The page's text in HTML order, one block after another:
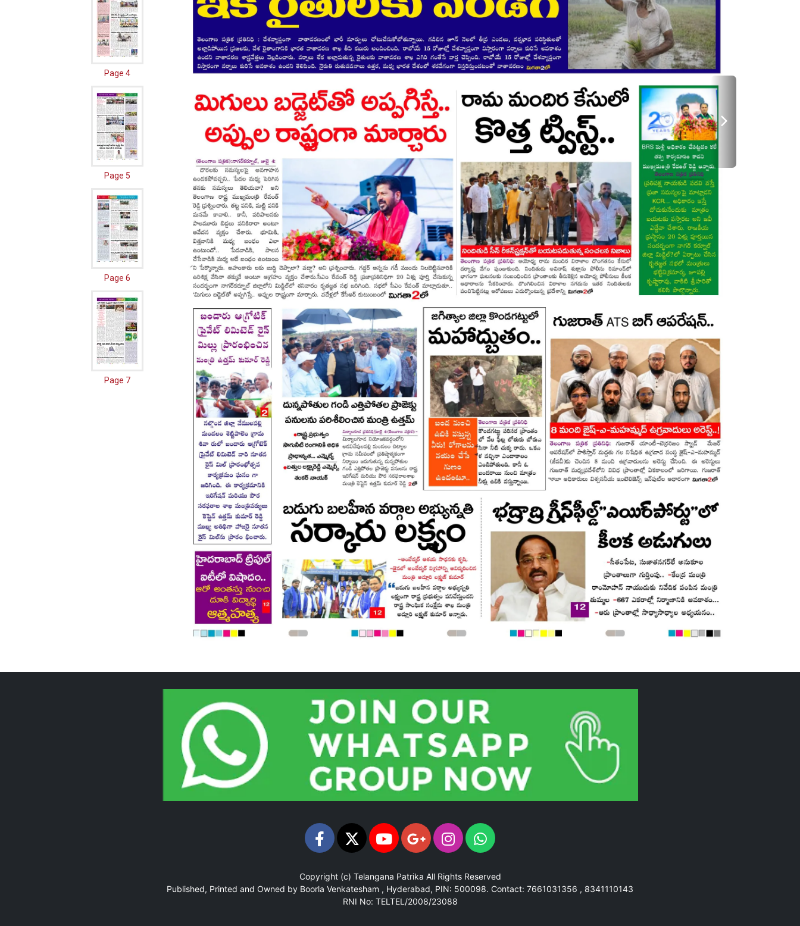
Page 4
Page 5
Page 6
Page 7
Copyright (c) Telangana Patrika All Rights Reserved
Published, Printed and Owned by Boorla Venkatesham , Hyderabad, PIN: 500098. Contact: 7661031356 , 8341110143
RNI No: TELTEL/2008/23088